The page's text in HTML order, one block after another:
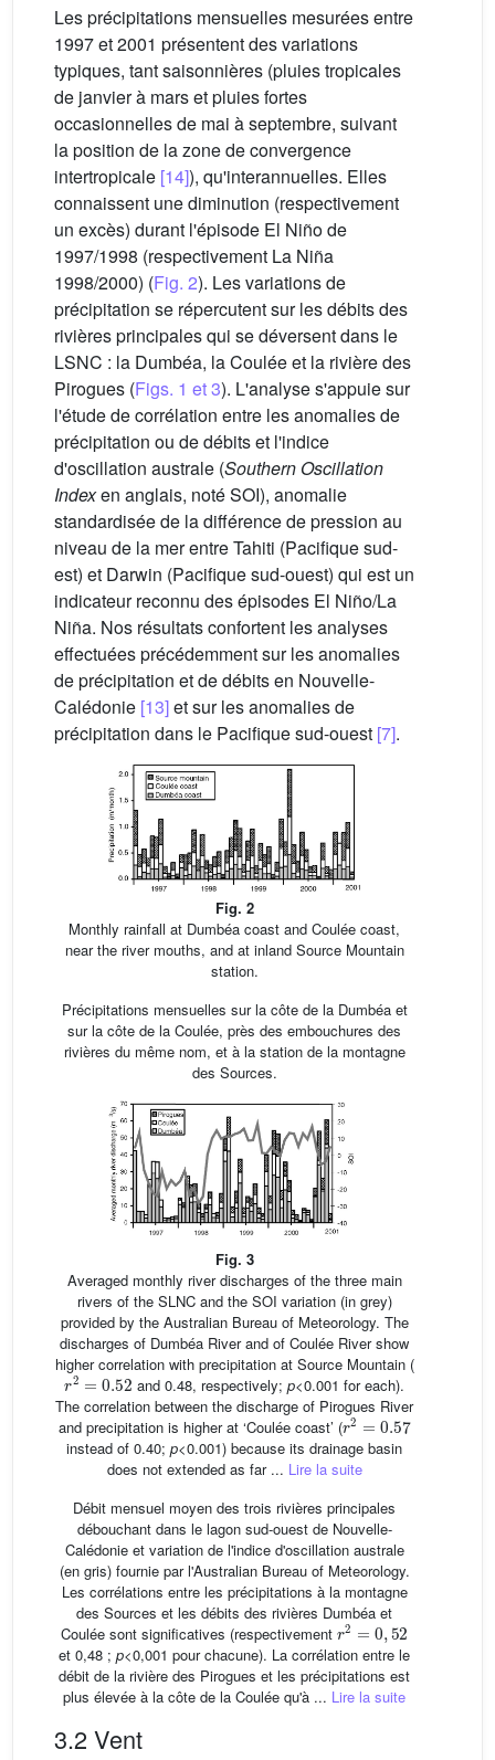
Les précipitations mensuelles mesurées entre
1997 et 2001 présentent des variations
typiques, tant saisonnières (pluies tropicales
de janvier à mars et pluies fortes
occasionnelles de mai à septembre, suivant
la position de la zone de convergence
intertropicale [14]), qu'interannuelles. Elles
connaissent une diminution (respectivement
un excès) durant l'épisode El Niño de
1997/1998 (respectivement La Niña
1998/2000) (Fig. 2). Les variations de
précipitation se répercutent sur les débits des
rivières principales qui se déversent dans le
LSNC : la Dumbéa, la Coulée et la rivière des
Pirogues (Figs. 1 et 3). L'analyse s'appuie sur
l'étude de corrélation entre les anomalies de
précipitation ou de débits et l'indice
d'oscillation australe (Southern Oscillation
Indexen anglais, noté SOI), anomalie
standardisée de la différence de pression au
niveau de la mer entre Tahiti (Pacifique sud-
est) et Darwin (Pacifique sud-ouest) qui est un
indicateur reconnu des épisodes El Niño/La
Niña. Nos résultats confortent les analyses
effectuées précédemment sur les anomalies
de précipitation et de débits en Nouvelle-
Calédonie [13]et sur les anomalies de
précipitation dans le Pacifique sud-ouest [7].
Fig. 2
Monthly rainfall at Dumbéa coast and Coulée coast,
near the river mouths, and at inland Source Mountain
station.
Précipitations mensuelles sur la côte de la Dumbéa et
sur la côte de la Coulée, près des embouchures des
rivières du même nom, et à la station de la montagne
des Sources.
Fig. 3
Averaged monthly river discharges of the three main
rivers of the SLNC and the SOI variation (in grey)
provided by the Australian Bureau of Meteorology. The
discharges of Dumbéa River and of Coulée River show
higher correlation with precipitation at Source Mountain (
r2=0.52
and 0.48, respectively; p<0.001 for each).
The correlation between the discharge of Pirogues River
and precipitation is higher at ‘Coulée coast’ (
r2=0.57
instead of 0.40; p<0.001) because its drainage basin
does not extended as far ... Lire la suite
Débit mensuel moyen des trois rivières principales
débouchant dans le lagon sud-ouest de Nouvelle-
Calédonie et variation de l'indice d'oscillation australe
(en gris) fournie par l'Australian Bureau of Meteorology.
Les corrélations entre les précipitations à la montagne
des Sources et les débits des rivières Dumbéa et
Coulée sont significatives (respectivement
r2=0,52
et 0,48 ; p<0,001 pour chacune). La corrélation entre le
débit de la rivière des Pirogues et les précipitations est
plus élevée à la côte de la Coulée qu'à ... Lire la suite
3.2 Vent